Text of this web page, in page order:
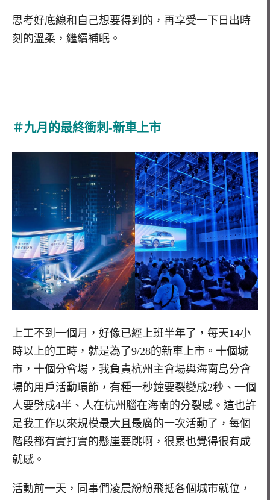
思考好底線和自己想要得到的，再享受一下日出時
刻的溫柔，繼續補眠。
＃九月的最終衝刺-新車上市
上工不到一個月，好像已經上班半年了，每天14小
時以上的工時，就是為了9/28的新車上市。十個城
市，十個分會場，我負責杭州主會場與海南島分會
場的用戶活動環節，有種一秒鐘要裂變成2秒、一個
人要劈成4半、人在杭州腦在海南的分裂感。這也許
是我工作以來規模最大且最廣的一次活動了，每個
階段都有實打實的懸崖要跳啊，很累也覺得很有成
就感。
活動前一天，同事們凌晨紛紛飛抵各個城市就位，